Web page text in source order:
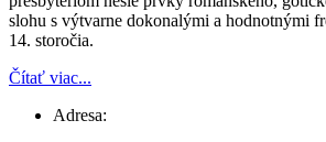
slohu s výtvarne dokonalými a hodnotnými
14. storočia.
Čítať viac...
Adresa: